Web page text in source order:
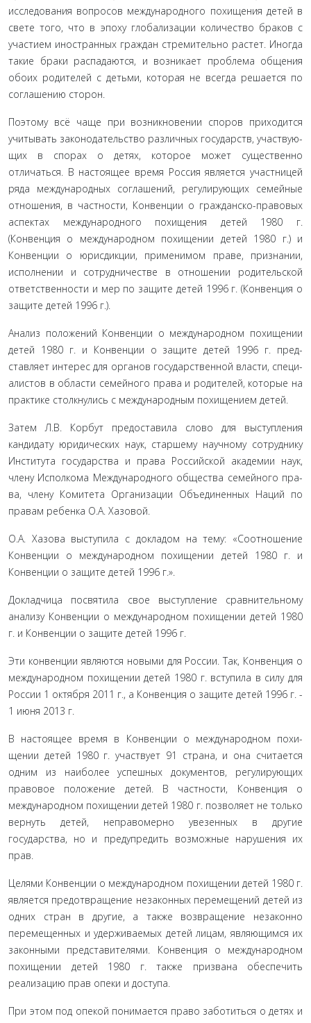
исследо­вания вопросов международного похищения детей в
свете того, что в эпоху глобализации количество браков с
участием ино­странных граждан стремительно растет. Иногда
такие браки распадаются, и возникает проблема общения
обоих родителей с детьми, которая не всегда решается по
соглашению сторон.
Поэтому всё чаще при возникновении споров приходится
учитывать законодательство различных государств, участвую­
щих в спорах о детях, которое может существенно
отличаться. В настоящее время Россия является участницей
ряда между­народных соглашений, регулирующих семейные
отношения, в частности, Конвенции о гражданско-правовых
аспектах меж­дународного похищения детей 1980 г.
(Конвенция о междуна­родном похищении детей 1980 г.) и
Конвенции о юрисдикции, применимом праве, признании,
исполнении и сотрудниче­стве в отношении родительской
ответственности и мер по за­щите детей 1996 г. (Конвенция о
защите детей 1996 г.).
Анализ положений Конвенции о международном похи­щении
детей 1980 г. и Конвенции о защите детей 1996 г. пред­
ставляет интерес для органов государственной власти, специ­
алистов в области семейного права и родителей, которые на
практике столкнулись с международным похищением детей.
Затем Л.В. Корбут предоставила слово для выступления
кандидату юридических наук, старшему научному сотрудни­ку
Института государства и права Российской академии наук,
члену Исполкома Международного общества семейного пра­
ва, члену Комитета Организации Объединенных Наций по
правам ребенка О.А. Хазовой.
О.А. Хазова выступила с докладом на тему: «Соотноше­ние
Конвенции о международном похищении детей 1980 г. и
Конвенции о защите детей 1996 г.».
Докладчица посвятила свое выступление сравнительно­му
анализу Конвенции о международном похищении детей 1980
г. и Конвенции о защите детей 1996 г.
Эти конвенции являются новыми для России. Так, Кон­венция о
международном похищении детей 1980 г. вступила в силу для
России 1 октября 2011 г., а Конвенция о защите детей 1996 г. -
1 июня 2013 г.
В настоящее время в Конвенции о международном похи­
щении детей 1980 г. участвует 91 страна, и она считается
одним из наиболее успешных документов, регулирующих
правовое положение детей. В частности, Конвенция о
международном похищении детей 1980 г. позволяет не только
вернуть детей, неправомерно увезенных в другие
государства, но и предупре­дить возможные нарушения их
прав.
Целями Конвенции о международном похищении детей 1980 г.
является предотвращение незаконных перемещений детей из
одних стран в другие, а также возвращение незаконно
перемещенных и удерживаемых детей лицам, являющимся их
законными представителями. Конвенция о международном
похищении детей 1980 г. также призвана обеспечить
реализа­цию прав опеки и доступа.
При этом под опекой понимается право заботиться о де­тях и